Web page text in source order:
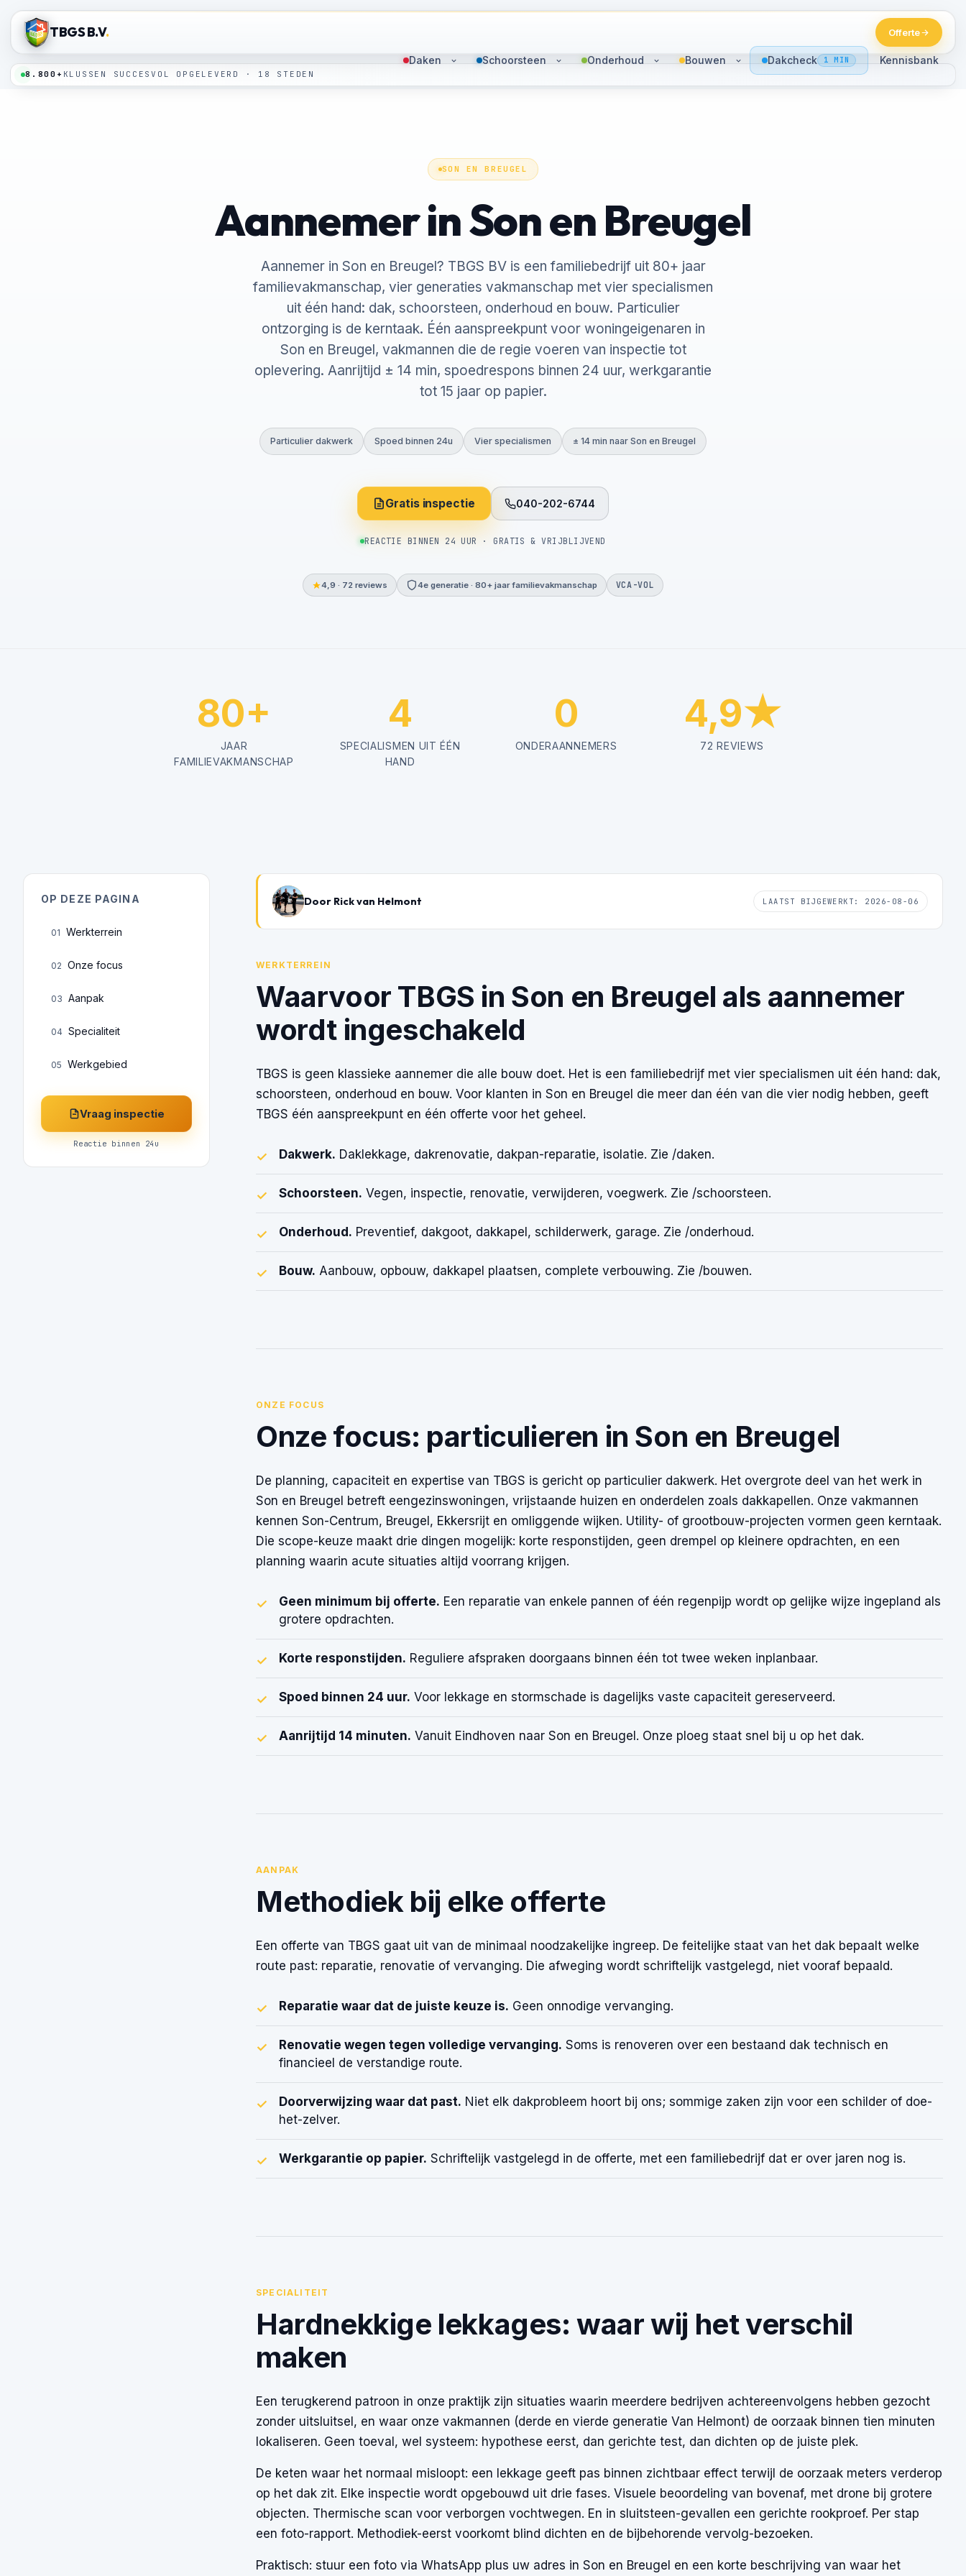
TBGS B.V. Offerte
Daken Schoorsteen Onderhoud Bouwen Dakcheck 1 MIN Kennisbank
8.800+ KLUSSEN SUCCESVOL OPGELEVERD · 18 STEDEN
SON EN BREUGEL
Aannemer in Son en Breugel
Aannemer in Son en Breugel? TBGS BV is een familiebedrijf uit 80+ jaar
familievakmanschap, vier generaties vakmanschap met vier specialismen
uit één hand: dak, schoorsteen, onderhoud en bouw. Particulier
ontzorging is de kerntaak. Één aanspreekpunt voor woningeigenaren in
Son en Breugel, vakmannen die de regie voeren van inspectie tot
oplevering. Aanrijtijd ± 14 min, spoedrespons binnen 24 uur, werkgarantie
tot 15 jaar op papier.
Particulier dakwerk Spoed binnen 24u Vier specialismen ± 14 min naar Son en Breugel
Gratis inspectie 040-202-6744
REACTIE BINNEN 24 UUR · GRATIS & VRIJBLIJVEND
4,9 · 72 reviews 4e generatie · 80+ jaar familievakmanschap VCA-VOL
80+
JAAR
FAMILIEVAKMANSCHAP
4
SPECIALISMEN UIT ÉÉN
HAND
0
ONDERAANNEMERS
4,9★
72 REVIEWS
OP DEZE PAGINA
01 Werkterrein
02 Onze focus
03 Aanpak
04 Specialiteit
05 Werkgebied
Vraag inspectie
Reactie binnen 24u
Door Rick van Helmont LAATST BIJGEWERKT: 2026-08-06
WERKTERREIN
Waarvoor TBGS in Son en Breugel als aannemer
wordt ingeschakeld
TBGS is geen klassieke aannemer die alle bouw doet. Het is een familiebedrijf met vier specialismen uit één hand: dak,
schoorsteen, onderhoud en bouw. Voor klanten in Son en Breugel die meer dan één van die vier nodig hebben, geeft
TBGS één aanspreekpunt en één offerte voor het geheel.
✓ Dakwerk. Daklekkage, dakrenovatie, dakpan-reparatie, isolatie. Zie /daken.
✓ Schoorsteen. Vegen, inspectie, renovatie, verwijderen, voegwerk. Zie /schoorsteen.
✓ Onderhoud. Preventief, dakgoot, dakkapel, schilderwerk, garage. Zie /onderhoud.
✓ Bouw. Aanbouw, opbouw, dakkapel plaatsen, complete verbouwing. Zie /bouwen.
ONZE FOCUS
Onze focus: particulieren in Son en Breugel
De planning, capaciteit en expertise van TBGS is gericht op particulier dakwerk. Het overgrote deel van het werk in
Son en Breugel betreft eengezinswoningen, vrijstaande huizen en onderdelen zoals dakkapellen. Onze vakmannen
kennen Son-Centrum, Breugel, Ekkersrijt en omliggende wijken. Utility- of grootbouw-projecten vormen geen kerntaak.
Die scope-keuze maakt drie dingen mogelijk: korte responstijden, geen drempel op kleinere opdrachten, en een
planning waarin acute situaties altijd voorrang krijgen.
✓ Geen minimum bij offerte. Een reparatie van enkele pannen of één regenpijp wordt op gelijke wijze ingepland als
grotere opdrachten.
✓ Korte responstijden. Reguliere afspraken doorgaans binnen één tot twee weken inplanbaar.
✓ Spoed binnen 24 uur. Voor lekkage en stormschade is dagelijks vaste capaciteit gereserveerd.
✓ Aanrijtijd 14 minuten. Vanuit Eindhoven naar Son en Breugel. Onze ploeg staat snel bij u op het dak.
AANPAK
Methodiek bij elke offerte
Een offerte van TBGS gaat uit van de minimaal noodzakelijke ingreep. De feitelijke staat van het dak bepaalt welke
route past: reparatie, renovatie of vervanging. Die afweging wordt schriftelijk vastgelegd, niet vooraf bepaald.
✓ Reparatie waar dat de juiste keuze is. Geen onnodige vervanging.
✓ Renovatie wegen tegen volledige vervanging. Soms is renoveren over een bestaand dak technisch en
financieel de verstandige route.
✓ Doorverwijzing waar dat past. Niet elk dakprobleem hoort bij ons; sommige zaken zijn voor een schilder of doe-
het-zelver.
✓ Werkgarantie op papier. Schriftelijk vastgelegd in de offerte, met een familiebedrijf dat er over jaren nog is.
SPECIALITEIT
Hardnekkige lekkages: waar wij het verschil
maken
Een terugkerend patroon in onze praktijk zijn situaties waarin meerdere bedrijven achtereenvolgens hebben gezocht
zonder uitsluitsel, en waar onze vakmannen (derde en vierde generatie Van Helmont) de oorzaak binnen tien minuten
lokaliseren. Geen toeval, wel systeem: hypothese eerst, dan gerichte test, dan dichten op de juiste plek.
De keten waar het normaal misloopt: een lekkage geeft pas binnen zichtbaar effect terwijl de oorzaak meters verderop
op het dak zit. Elke inspectie wordt opgebouwd uit drie fases. Visuele beoordeling van bovenaf, met drone bij grotere
objecten. Thermische scan voor verborgen vochtwegen. En in sluitsteen-gevallen een gerichte rookproef. Per stap
een foto-rapport. Methodiek-eerst voorkomt blind dichten en de bijbehorende vervolg-bezoeken.
Praktisch: stuur een foto via WhatsApp plus uw adres in Son en Breugel en een korte beschrijving van waar het